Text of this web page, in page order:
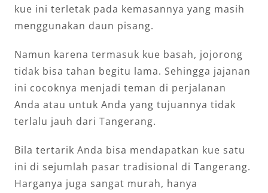
kue ini terletak pada kemasannya yang masih
menggunakan daun pisang.
Namun karena termasuk kue basah, jojorong
tidak bisa tahan begitu lama. Sehingga jajanan
ini cocoknya menjadi teman di perjalanan
Anda atau untuk Anda yang tujuannya tidak
terlalu jauh dari Tangerang.
Bila tertarik Anda bisa mendapatkan kue satu
ini di sejumlah pasar tradisional di Tangerang.
Harganya juga sangat murah, hanya